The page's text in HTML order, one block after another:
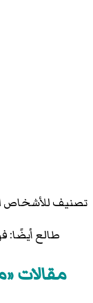
تصنيف للأشخاص
طالع أيضًا:
مقالات